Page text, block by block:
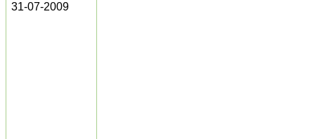
31-07-2009